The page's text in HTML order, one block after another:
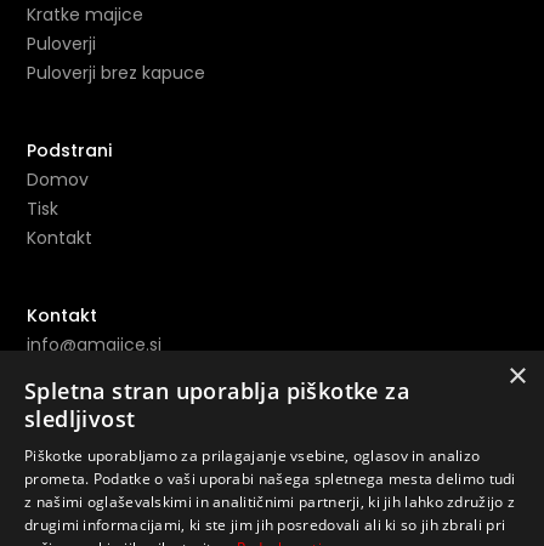
Kratke majice
Puloverji
Puloverji brez kapuce
Podstrani
Domov
Tisk
Kontakt
Kontakt
info@amajice.si
Povezave
Instagram ->
Youtube ->
×
Spletna stran uporablja piškotke za
sledljivost
Piškotke uporabljamo za prilagajanje vsebine, oglasov in analizo
prometa. Podatke o vaši uporabi našega spletnega mesta delimo tudi
z našimi oglaševalskimi in analitičnimi partnerji, ki jih lahko združijo z
drugimi informacijami, ki ste jim jih posredovali ali ki so jih zbrali pri